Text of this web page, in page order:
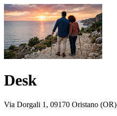
Desk
Via Dorgali 1, 09170 Oristano (OR)